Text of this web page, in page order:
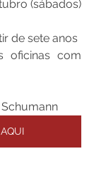
de sete anos
oficinas com